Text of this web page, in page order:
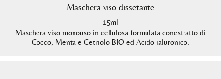
Maschera viso dissetante
15ml
Maschera viso monouso in cellulosa formulata conestratto di
Cocco, Menta e Cetriolo BIO ed Acido ialuronico.